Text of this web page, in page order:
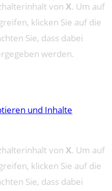
von X. Um auf
klicken Sie auf die
Sie, dass dabei
werden.
und Inhalte
von X. Um auf
klicken Sie auf die
Sie, dass dabei